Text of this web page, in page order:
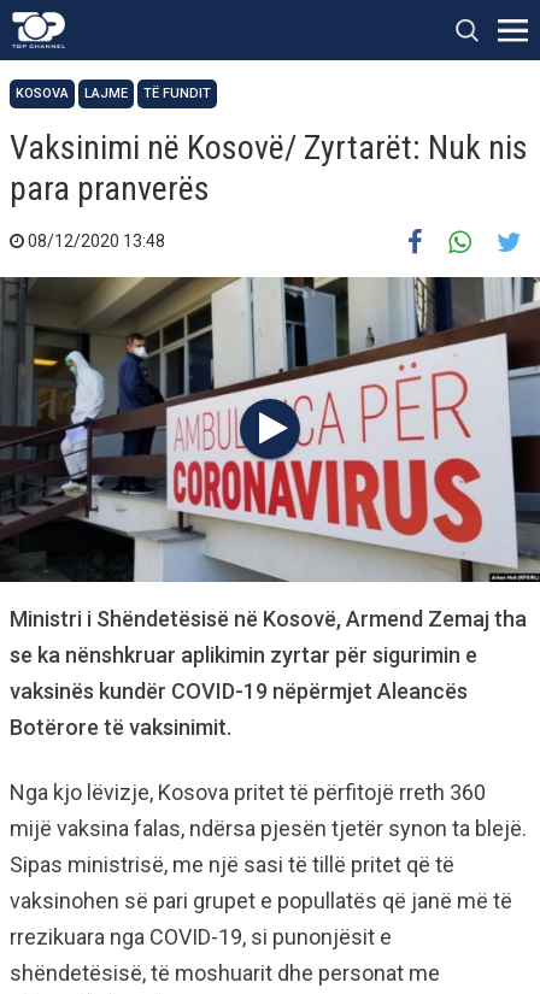
KOSOVA LAJME TË FUNDIT
Vaksinimi në Kosovë/ Zyrtarët: Nuk nis
para pranverës
08/12/2020 13:48
Ministri i Shëndetësisë në Kosovë, Armend Zemaj tha
se ka nënshkruar aplikimin zyrtar për sigurimin e
vaksinës kundër COVID-19 nëpërmjet Aleancës
Botërore të vaksinimit.
Nga kjo lëvizje, Kosova pritet të përfitojë rreth 360
mijë vaksina falas, ndërsa pjesën tjetër synon ta blejë.
Sipas ministrisë, me një sasi të tillë pritet që të
vaksinohen së pari grupet e popullatës që janë më të
rrezikuara nga COVID-19, si punonjësit e
shëndetësisë, të moshuarit dhe personat me